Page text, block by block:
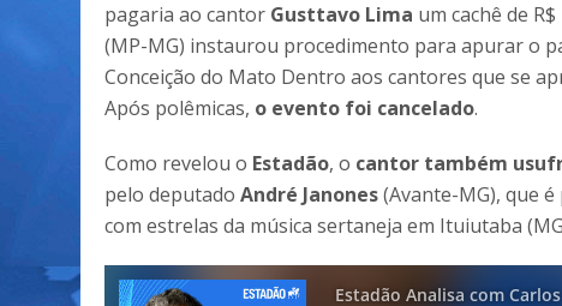
pagaria ao cantor Gusttavo Lima um cachê de
(MP-MG) instaurou procedimento para apurar o
Conceição do Mato Dentro aos cantores que se
Após polêmicas, o evento foi cancelado.
Como revelou o Estadão, o cantor também
pelo deputado André Janones(Avante-MG), que
com estrelas da música sertaneja em Ituiutaba